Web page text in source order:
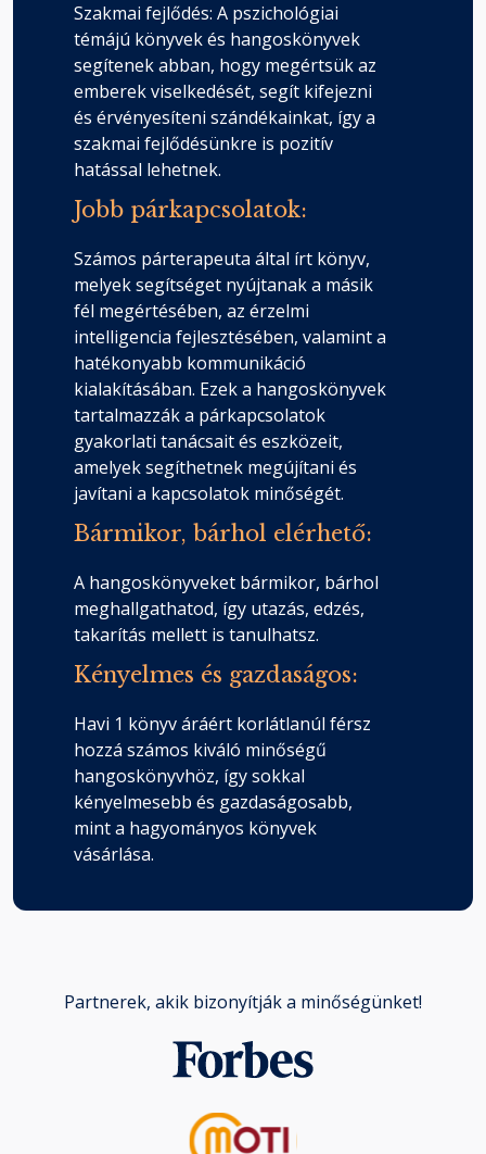
Szakmai fejlődés: A pszichológiai
témájú könyvek és hangoskönyvek
segítenek abban, hogy megértsük az
emberek viselkedését, segít kifejezni
és érvényesíteni szándékainkat, így a
szakmai fejlődésünkre is pozitív
hatással lehetnek.
Jobb párkapcsolatok:
Számos párterapeuta által írt könyv,
melyek segítséget nyújtanak a másik
fél megértésében, az érzelmi
intelligencia fejlesztésében, valamint a
hatékonyabb kommunikáció
kialakításában. Ezek a hangoskönyvek
tartalmazzák a párkapcsolatok
gyakorlati tanácsait és eszközeit,
amelyek segíthetnek megújítani és
javítani a kapcsolatok minőségét.
Bármikor, bárhol elérhető:
A hangoskönyveket bármikor, bárhol
meghallgathatod, így utazás, edzés,
takarítás mellett is tanulhatsz.
Kényelmes és gazdaságos:
Havi 1 könyv áráért korlátlanúl férsz
hozzá számos kiváló minőségű
hangoskönyvhöz, így sokkal
kényelmesebb és gazdaságosabb,
mint a hagyományos könyvek
vásárlása.
Partnerek, akik bizonyítják a minőségünket!